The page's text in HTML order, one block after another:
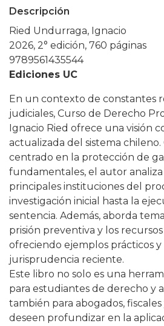
Descripción
Ried Undurraga, Ignacio
2026, 2° edición, 760 páginas
9789561435544
Ediciones UC
En un contexto de constantes
judiciales, Curso de Derecho
Ignacio Ried ofrece una visión
actualizada del sistema
centrado en la protección de
fundamentales, el autor
principales instituciones del
investigación inicial hasta la
sentencia. Además, aborda
prisión preventiva y los
ofreciendo ejemplos prácticos y
jurisprudencia reciente.
Este libro no solo es una
para estudiantes de derecho y
también para abogados,
deseen profundizar en la